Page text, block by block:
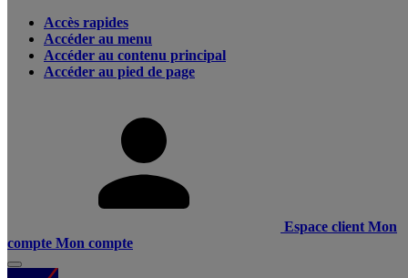
Accès rapides
Accéder au menu
Accéder au contenu principal
Accéder au pied de page
Espace client Mon
compte Mon compte